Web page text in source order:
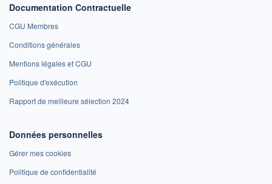
Documentation Contractuelle
CGU Membres
Conditions générales
Mentions légales et CGU
Politique d'exécution
Rapport de meilleure sélection 2024
Données personnelles
Gérer mes cookies
Politique de confidentialité